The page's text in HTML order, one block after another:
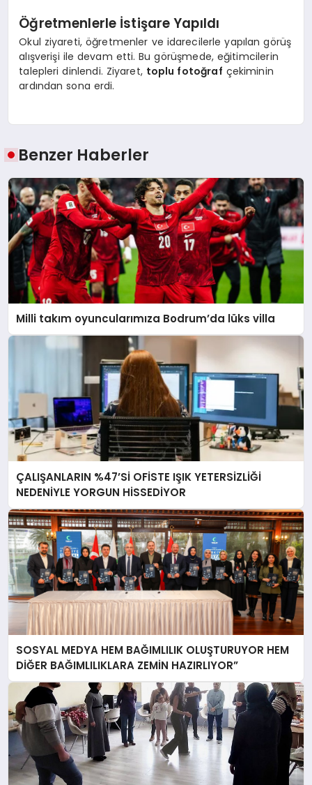
Öğretmenlerle İstişare Yapıldı
Okul ziyareti, öğretmenler ve idarecilerle yapılan görüş
alışverişi ile devam etti. Bu görüşmede, eğitimcilerin
talepleri dinlendi. Ziyaret, toplu fotoğraf çekiminin
ardından sona erdi.
Benzer Haberler
Milli takım oyuncularımıza Bodrum’da lüks villa
ÇALIŞANLARIN %47’Sİ OFİSTE IŞIK YETERSİZLİĞİ
NEDENİYLE YORGUN HİSSEDİYOR
SOSYAL MEDYA HEM BAĞIMLILIK OLUŞTURUYOR HEM
DİĞER BAĞIMLILIKLARA ZEMİN HAZIRLIYOR”